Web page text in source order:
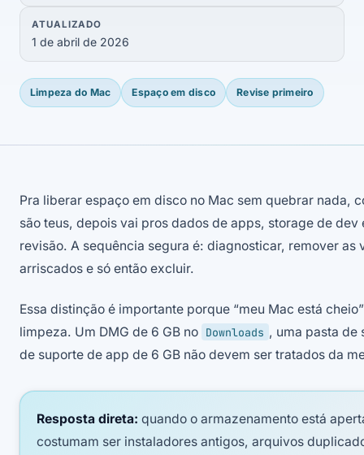
ATUALIZADO
1 de abril de 2026
Limpeza do Mac Espaço em disco Revise primeiro
Pra liberar espaço em disco no Mac sem quebrar nada,
são teus, depois vai pros dados de apps, storage de dev
revisão. A sequência segura é: diagnosticar, remover as
arriscados e só então excluir.
Essa distinção é importante porque “meu Mac está
limpeza. Um DMG de 6 GB no Downloads , uma pasta de
de suporte de app de 6 GB não devem ser tratados da
Resposta direta: quando o armazenamento está
costumam ser instaladores antigos, arquivos